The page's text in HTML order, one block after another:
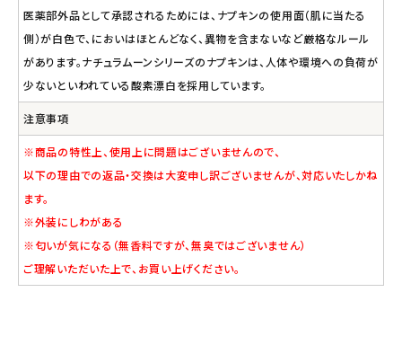
医薬部外品として承認されるためには、ナプキンの使用面（肌に当たる
側）が白色で、においはほとんどなく、異物を含まないなど厳格なルール
があります。ナチュラムーンシリーズのナプキンは、人体や環境への負荷が
少ないといわれている酸素漂白を採用しています。
注意事項
※商品の特性上、使用上に問題はございませんので、
以下の理由での返品・交換は大変申し訳ございませんが、対応いたしかね
ます。
※外装にしわがある
※匂いが気になる（無香料ですが、無臭ではございません）
ご理解いただいた上で、お買い上げください。